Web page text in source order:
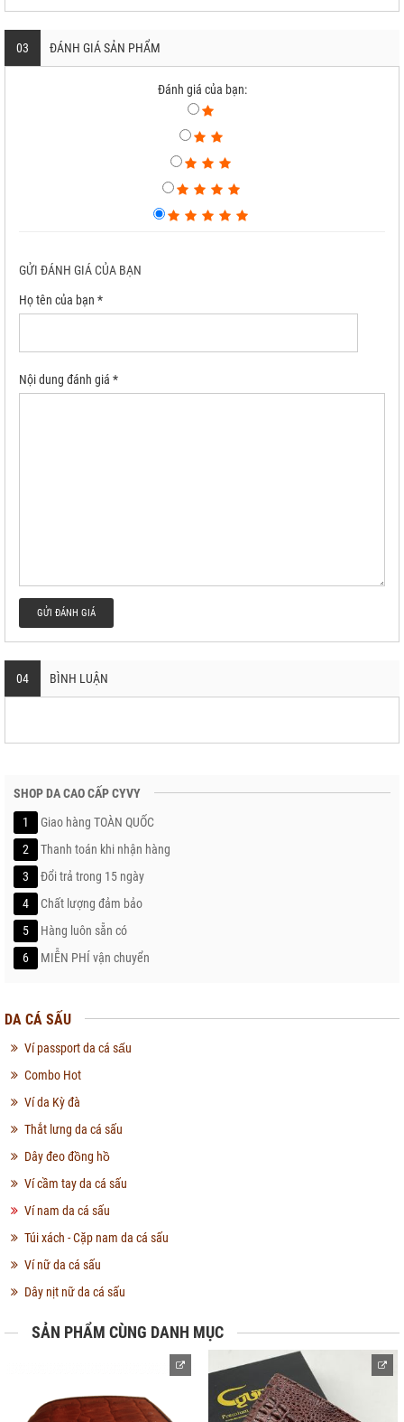
03 ĐÁNH GIÁ SẢN PHẨM
Đánh giá của bạn:
GỬI ĐÁNH GIÁ CỦA BẠN
Họ tên của bạn *
Nội dung đánh giá *
GỬI ĐÁNH GIÁ
04 BÌNH LUẬN
SHOP DA CAO CẤP CYVY
1
Giao hàng TOÀN QUỐC
2
Thanh toán khi nhận hàng
3
Đổi trả trong 15 ngày
4
Chất lượng đảm bảo
5
Hàng luôn sẵn có
6
MIỄN PHÍ vận chuyển
DA CÁ SẤU
Ví passport da cá sấu
Combo Hot
Ví da Kỳ đà
Thắt lưng da cá sấu
Dây đeo đồng hồ
Ví cầm tay da cá sấu
Ví nam da cá sấu
Túi xách - Cặp nam da cá sấu
Ví nữ da cá sấu
Dây nịt nữ da cá sấu
SẢN PHẨM CÙNG DANH MỤC